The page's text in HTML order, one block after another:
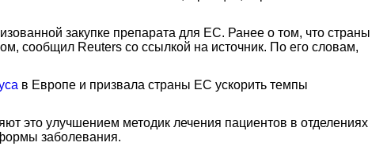
закупке препарата для ЕС. Ранее о том, что страны
сообщил Reuters со ссылкой на источник. По его словам,
в Европе и призвала страны ЕС ускорить темпы
это улучшением методик лечения пациентов в отделениях
заболевания.